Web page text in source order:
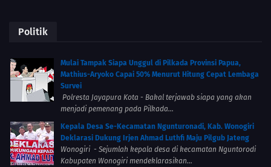
Politik
Mulai Tampak Siapa Unggul di Pilkada Provinsi Papua,
Mathius-Aryoko Capai 50% Menurut Hitung Cepat Lembaga
Survei
Polresta Jayapura Kota - Bakal terjawab siapa yang akan
menjadi pemenang pada Pilkada...
Kepala Desa Se-Kecamatan Ngunturonadi, Kab. Wonogiri
Deklarasi Dukung Irjen Ahmad Luthfi Maju Pilgub Jateng
Wonogiri - Sejumlah kepala desa di kecamatan Nguntorodi
Kabupaten Wonogiri mendeklarasikan...